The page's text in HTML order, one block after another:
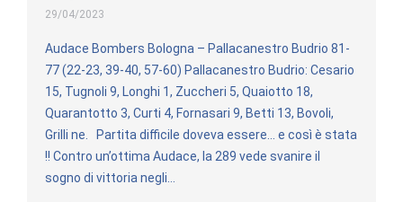
29/04/2023
Audace Bombers Bologna – Pallacanestro Budrio 81-
77 (22-23, 39-40, 57-60) Pallacanestro Budrio: Cesario
15, Tugnoli 9, Longhi 1, Zuccheri 5, Quaiotto 18,
Quarantotto 3, Curti 4, Fornasari 9, Betti 13, Bovoli,
Grilli ne. Partita difficile doveva essere… e così è stata
!! Contro un’ottima Audace, la 289 vede svanire il
sogno di vittoria negli…